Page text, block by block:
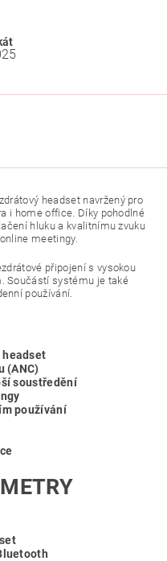
headset navržený pro
i home office. Díky pohodlné
hluku a kvalitnímu zvuku
meetingy.
připojení s vysokou
Součástí systému je také
používání.
headset
(ANC)
soustředění
používání